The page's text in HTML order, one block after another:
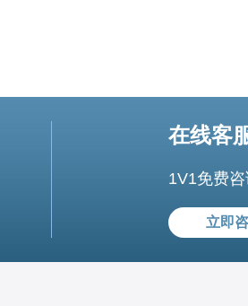
在线客
1V1免费
立即